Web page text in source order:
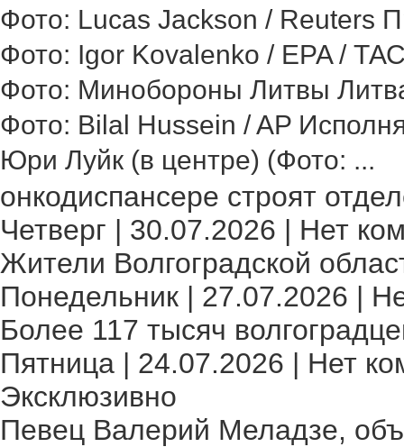
Фото: Lucas Jackson / Reuters
Фото: Igor Kovalenko / EPA /
Фото: Минобороны Литвы
Фото: Bilal Hussein / AP
Юри Луйк (в центре) (Фото: ...
онкодиспансере строят
Четверг | 30.07.2026 | Нет
Жители Волгоградской
Понедельник | 27.07.2026 |
Более 117 тысяч
Пятница | 24.07.2026 | Нет
Эксклюзивно
Певец Валерий Меладзе,